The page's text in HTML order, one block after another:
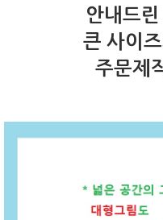
안내드
큰 사이
주문제